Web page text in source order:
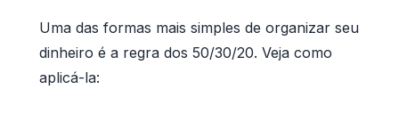
Uma das formas mais simples de organizar seu
dinheiro é a regra dos 50/30/20. Veja como
aplicá-la: